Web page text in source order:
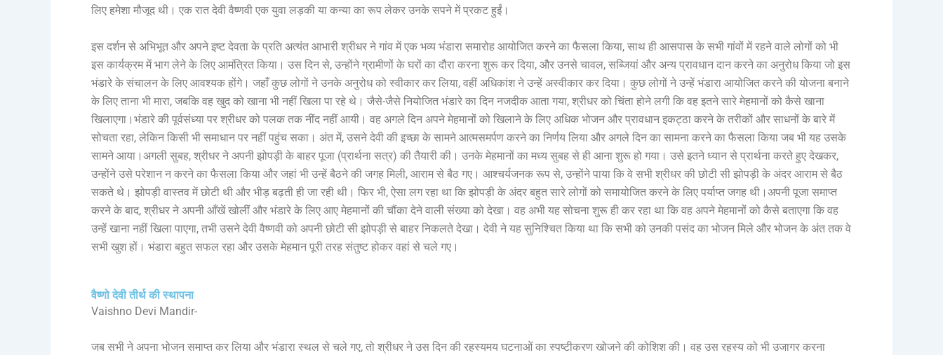
लिए हमेशा मौजूद थी। एक रात देवी वैष्णवी एक युवा लड़की या कन्या का रूप लेकर उनके सपने में प्रकट हुईं।
इस दर्शन से अभिभूत और अपने इष्ट देवता के प्रति अत्यंत आभारी श्रीधर ने गांव में एक भव्य भंडारा समारोह आयोजित करने का फैसला किया, साथ ही आसपास के सभी गांवों में रहने वाले लोगों को भी
इस कार्यक्रम में भाग लेने के लिए आमंत्रित किया। उस दिन से, उन्होंने ग्रामीणों के घरों का दौरा करना शुरू कर दिया, और उनसे चावल, सब्जियां और अन्य प्रावधान दान करने का अनुरोध किया जो इस
भंडारे के संचालन के लिए आवश्यक होंगे। जहाँ कुछ लोगों ने उनके अनुरोध को स्वीकार कर लिया, वहीं अधिकांश ने उन्हें अस्वीकार कर दिया। कुछ लोगों ने उन्हें भंडारा आयोजित करने की योजना बनाने
के लिए ताना भी मारा, जबकि वह खुद को खाना भी नहीं खिला पा रहे थे। जैसे-जैसे नियोजित भंडारे का दिन नजदीक आता गया, श्रीधर को चिंता होने लगी कि वह इतने सारे मेहमानों को कैसे खाना
खिलाएगा।भंडारे की पूर्वसंध्या पर श्रीधर को पलक तक नींद नहीं आयी। वह अगले दिन अपने मेहमानों को खिलाने के लिए अधिक भोजन और प्रावधान इकट्ठा करने के तरीकों और साधनों के बारे में
सोचता रहा, लेकिन किसी भी समाधान पर नहीं पहुंच सका। अंत में, उसने देवी की इच्छा के सामने आत्मसमर्पण करने का निर्णय लिया और अगले दिन का सामना करने का फैसला किया जब भी यह उसके
सामने आया।अगली सुबह, श्रीधर ने अपनी झोपड़ी के बाहर पूजा (प्रार्थना सत्र) की तैयारी की। उनके मेहमानों का मध्य सुबह से ही आना शुरू हो गया। उसे इतने ध्यान से प्रार्थना करते हुए देखकर,
उन्होंने उसे परेशान न करने का फैसला किया और जहां भी उन्हें बैठने की जगह मिली, आराम से बैठ गए। आश्चर्यजनक रूप से, उन्होंने पाया कि वे सभी श्रीधर की छोटी सी झोपड़ी के अंदर आराम से बैठ
सकते थे। झोपड़ी वास्तव में छोटी थी और भीड़ बढ़ती ही जा रही थी। फिर भी, ऐसा लग रहा था कि झोपड़ी के अंदर बहुत सारे लोगों को समायोजित करने के लिए पर्याप्त जगह थी।अपनी पूजा समाप्त
करने के बाद, श्रीधर ने अपनी आँखें खोलीं और भंडारे के लिए आए मेहमानों की चौंका देने वाली संख्या को देखा। वह अभी यह सोचना शुरू ही कर रहा था कि वह अपने मेहमानों को कैसे बताएगा कि वह
उन्हें खाना नहीं खिला पाएगा, तभी उसने देवी वैष्णवी को अपनी छोटी सी झोपड़ी से बाहर निकलते देखा। देवी ने यह सुनिश्चित किया था कि सभी को उनकी पसंद का भोजन मिले और भोजन के अंत तक वे
सभी खुश हों। भंडारा बहुत सफल रहा और उसके मेहमान पूरी तरह संतुष्ट होकर वहां से चले गए।
वैष्णो देवी तीर्थ की स्थापना
Vaishno Devi Mandir-
जब सभी ने अपना भोजन समाप्त कर लिया और भंडारा स्थल से चले गए, तो श्रीधर ने उस दिन की रहस्यमय घटनाओं का स्पष्टीकरण खोजने की कोशिश की। वह उस रहस्य को भी उजागर करना